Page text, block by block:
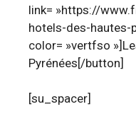
link= »https://
hotels-des-hautes-
color= »vertfso
Pyrénées[/button]
[su_spacer]